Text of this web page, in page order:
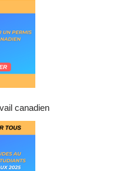
canadien